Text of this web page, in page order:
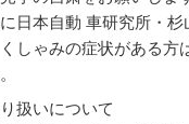
日本自動 車研究所・杉
しゃみの症状がある方
扱いについて